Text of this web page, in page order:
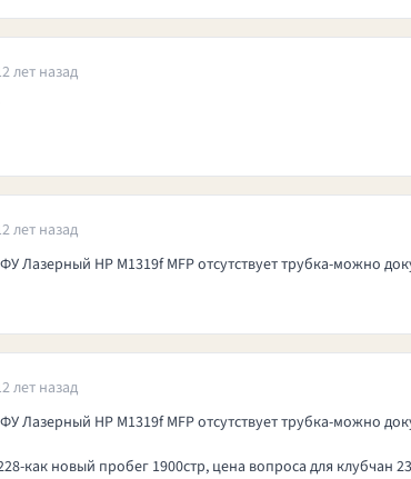
лет назад
лет назад
Лазерный HP М1319f MFP отсутствует трубка-можно
лет назад
Лазерный HP М1319f MFP отсутствует трубка-можно
как новый пробег 1900стр, цена вопроса для клубчан